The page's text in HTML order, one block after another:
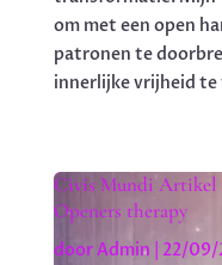
om met een open
patronen te
innerlijke vrijheid te
Civis Mundi Artikel
Openers therapy
doorAdmin 22/09/